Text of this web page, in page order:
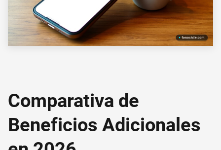
Comparativa de
Beneficios Adicionales